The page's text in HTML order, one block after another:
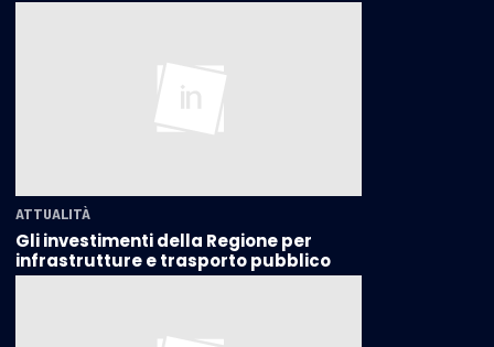
ATTUALITÀ
Gli investimenti della Regione per
infrastrutture e trasporto pubblico